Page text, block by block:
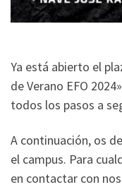
Ya está abierto el
de Verano EFO
todos los pasos a
A continuación, os
el campus. Para
en contactar con